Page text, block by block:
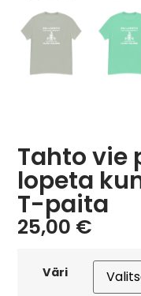
Tahto vie
lopeta
T-paita
25,00 €
Väri